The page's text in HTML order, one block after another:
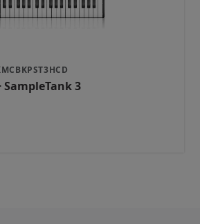
SampleTank 3